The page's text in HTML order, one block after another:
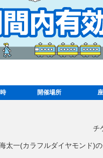
開催場所
チ
太一(カラフルダイヤモンド)